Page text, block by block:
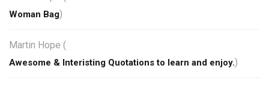
Woman Bag)
Martin Hope (
Awesome & Interisting Quotations to learn and enjoy.)